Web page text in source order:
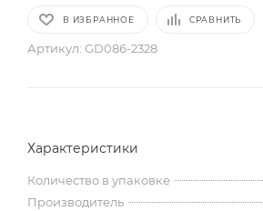
В ИЗБРАННОЕ СРАВНИТЬ
Артикул: GD086-2328
Характеристики
Количество в упаковке
Производитель